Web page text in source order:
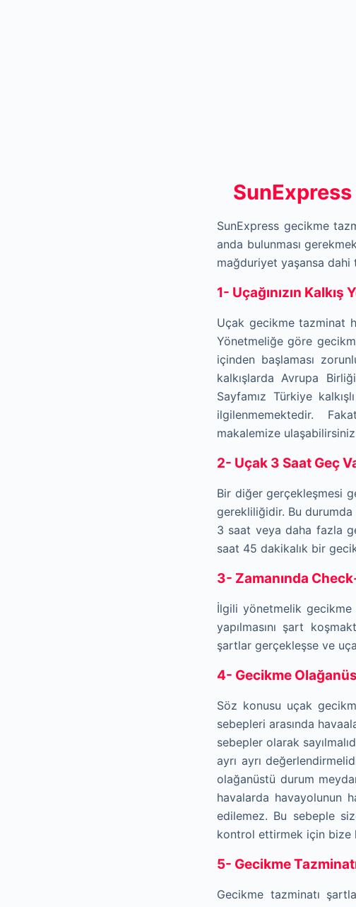
SunExpress gecikme
anda bulunması
mağduriyet yaşansa
1- Uçağınızın Kalkış
Uçak gecikme tazminat
Yönetmeliğe göre
içinden başlaması
kalkışlarda Avrupa
Sayfamız Türkiye
ilgilenmemektedir.
makalemize
2- Uçak 3 Saat Geç
Bir diğer gerçekleşmesi
gerekliliğidir. Bu
3 saat veya daha fazla
saat 45 dakikalık bir
3- Zamanında
İlgili yönetmelik gecikme
yapılmasını şart
şartlar gerçekleşse ve
4- Gecikme
Söz konusu uçak
sebepleri arasında
sebepler olarak
ayrı ayrı
olağanüstü durum
havalarda havayolunun
edilemez. Bu sebeple
kontrol ettirmek için bize
5- Gecikme
Gecikme tazminatı